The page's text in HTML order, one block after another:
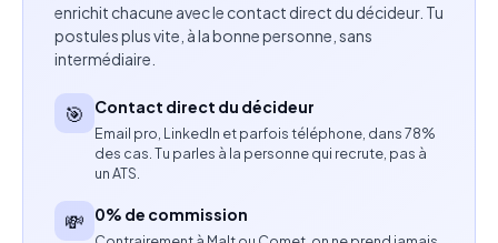
informations nécessaires.
Apporter une expertise en terminologie
marketing, structuration de documents et bonnes
pratiques.
Fournir des retours écrits et oraux sur les contenus
marketing dans un contexte de formation IA.
enrichit chacune avec le contact direct du décideur. Tu
postules plus vite, à la bonne personne, sans
intermédiaire.
🎯 Contact direct du décideur
Email pro, LinkedIn et parfois téléphone, dans 78%
des cas. Tu parles à la personne qui recrute, pas à
un ATS.
💸 0% de commission